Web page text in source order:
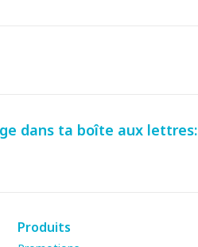
dans ta boîte aux lettres:
Produits